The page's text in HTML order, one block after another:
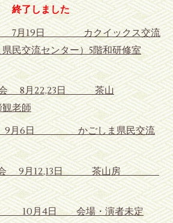
終了しました
7月19日カクイックス交流
民交流センター）5階和研修室
会 8月22,23日 茶山
老師
9月6日かごしま県民交流
会9月12,13日 茶山房
） 10月4日 会場・演者未定